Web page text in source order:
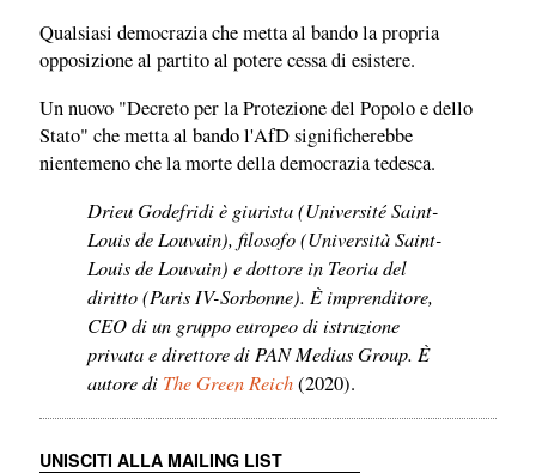
Qualsiasi democrazia che metta al bando la propria
opposizione al partito al potere cessa di esistere.
Un nuovo "Decreto per la Protezione del Popolo e dello
Stato" che metta al bando l'AfD significherebbe
nientemeno che la morte della democrazia tedesca.
Drieu Godefridi è giurista (Université Saint-
Louis de Louvain), filosofo (Università Saint-
Louis de Louvain) e dottore in Teoria del
diritto (Paris IV-Sorbonne). È imprenditore,
CEO di un gruppo europeo di istruzione
privata e direttore di PAN Medias Group. È
autore di The Green Reich(2020).
UNISCITI ALLA MAILING LIST